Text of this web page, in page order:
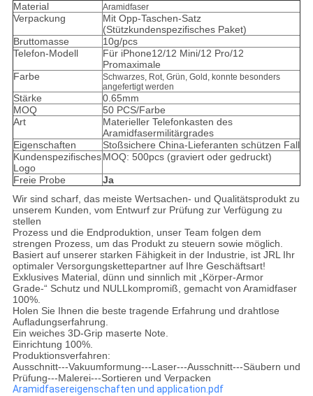
Material
Aramidfaser
Verpackung
Mit Opp-Taschen-Satz
(Stützkundenspezifisches Paket)
Bruttomasse
10g/pcs
Telefon-Modell
Für iPhone12/12 Mini/12 Pro/12
Promaximale
Farbe
Schwarzes, Rot, Grün, Gold, konnte besonders
angefertigt werden
Stärke
0.65mm
MOQ
50 PCS/Farbe
Art
Materieller Telefonkasten des
Aramidfasermilitärgrades
Eigenschaften
Stoßsichere China-Lieferanten schützen Fall
Kundenspezifisches
Logo
MOQ: 500pcs (graviert oder gedruckt)
Freie Probe
Ja
Wir sind scharf, das meiste Wertsachen- und Qualitätsprodukt zu
unserem Kunden, vom Entwurf zur Prüfung zur Verfügung zu
stellen
Prozess und die Endproduktion, unser Team folgen dem
strengen Prozess, um das Produkt zu steuern sowie möglich.
Basiert auf unserer starken Fähigkeit in der Industrie, ist JRL Ihr
optimaler Versorgungskettepartner auf Ihre Geschäftsart!
Exklusives Material, dünn und sinnlich mit „Körper-Armor
Grade-“ Schutz und NULLkompromiß, gemacht von Aramidfaser
100%.
Holen Sie Ihnen die beste tragende Erfahrung und drahtlose
Aufladungserfahrung.
Ein weiches 3D-Grip maserte Note.
Einrichtung 100%.
Produktionsverfahren:
Ausschnitt---Vakuumformung---Laser---Ausschnitt---Säubern und
Prüfung---Malerei---Sortieren und Verpacken
Aramidfasereigenschaften und application.pdf